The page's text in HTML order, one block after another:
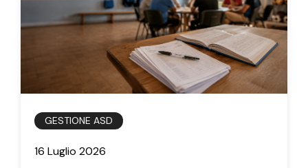
GESTIONE ASD
16 Luglio 2026